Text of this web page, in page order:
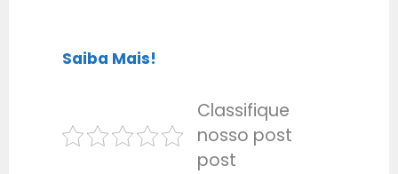
Saiba Mais!
Classifique
nosso post
post